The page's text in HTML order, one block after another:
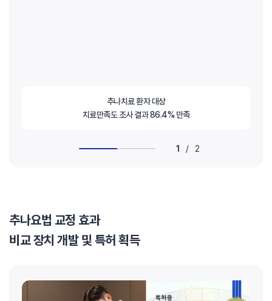
추나치료 환자 대상
치료만족도 조사 결과 86.4% 만족
1 / 2
추나요법 교정 효과
비교 장치 개발 및 특허 획득